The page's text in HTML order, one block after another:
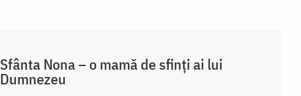
Sfânta Nona – o mamă de sfinți ai lui
Dumnezeu